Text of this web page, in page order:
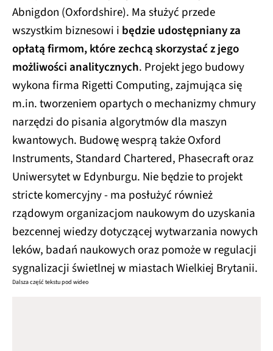
Abnigdon (Oxfordshire). Ma służyć przede
wszystkim biznesowi i będzie udostępniany za
opłatą firmom, które zechcą skorzystać z jego
możliwości analitycznych. Projekt jego budowy
wykona firma Rigetti Computing, zajmująca się
m.in. tworzeniem opartych o mechanizmy chmury
narzędzi do pisania algorytmów dla maszyn
kwantowych. Budowę wesprą także Oxford
Instruments, Standard Chartered, Phasecraft oraz
Uniwersytet w Edynburgu. Nie będzie to projekt
stricte komercyjny - ma posłużyć również
rządowym organizacjom naukowym do uzyskania
bezcennej wiedzy dotyczącej wytwarzania nowych
leków, badań naukowych oraz pomoże w regulacji
sygnalizacji świetlnej w miastach Wielkiej Brytanii.
Dalsza część tekstu pod wideo